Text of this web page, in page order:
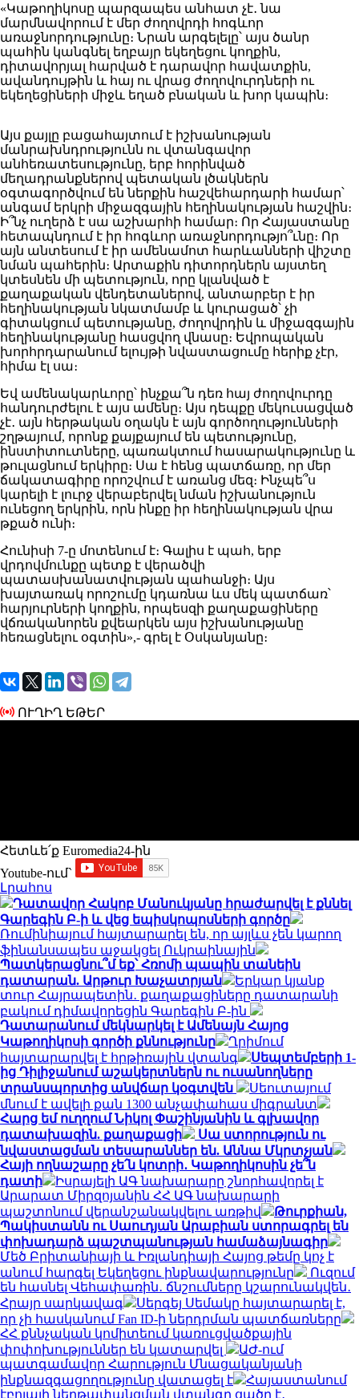
«Կաթողիկոսը պարզապես անհատ չէ․ նա
մարմնավորում է մեր ժողովրդի հոգևոր
առաջնորդությունը։ Նրան արգելելը՝ այս ծանր
պահին կանգնել եղբայր եկեղեցու կողքին,
դիտավորյալ հարված է դարավոր հավատքին,
ավանդույթին և հայ ու վրաց ժողովուրդների ու
եկեղեցիների միջև եղած բնական և խոր կապին։
Այս քայլը բացահայտում է իշխանության
մանրախնդրությունն ու վտանգավոր
անհեռատեսությունը, երբ հորինված
մեղադրանքներով պետական լծակներն
օգտագործվում են ներքին հաշվեհարդարի համար՝
անգամ երկրի միջազգային հեղինակության հաշվին։
Ի՞նչ ուղերձ է սա աշխարհի համար։ Որ Հայաստանը
հետապնդում է իր հոգևոր առաջնորդությո՞ւնը։ Որ
այն անտեսում է իր ամենամոտ հարևանների վիշտը
նման պահերին։ Արտաքին դիտորդներն այստեղ
կտեսնեն մի պետություն, որը կլանված է
քաղաքական վենդետաներով, անտարբեր է իր
հեղինակության նկատմամբ և կուրացած՝ չի
գիտակցում պետությանը, ժողովրդին և միջազգային
հեղինակությանը հասցվող վնասը։ Եվրոպական
խորհրդարանում ելույթի նվաստացումը հերիք չէր,
հիմա էլ սա։
Եվ ամենակարևորը՝ ինչքա՞ն դեռ հայ ժողովուրդը
հանդուրժելու է այս ամենը։ Այս դեպքը մեկուսացված
չէ․ այն հերթական օղակն է այն գործողությունների
շղթայում, որոնք քայքայում են պետությունը,
ինստիտուտները, պառակտում հասարակությունը և
թուլացնում երկիրը։ Սա է հենց պատճառը, որ մեր
ճակատագիրը որոշվում է առանց մեզ։ Ինչպե՞ս
կարելի է լուրջ վերաբերվել նման իշխանություն
ունեցող երկրին, որն ինքը իր հեղինակության վրա
թքած ունի։
Հունիսի 7-ը մոտենում է։ Գալիս է պահ, երբ
վրդովմունքը պետք է վերածվի
պատասխանատվության պահանջի։ Այս
խայտառակ որոշումը կդառնա ևս մեկ պատճառ՝
հարյուրների կողքին, որպեսզի քաղաքացիները
վճռականորեն քվեարկեն այս իշխանությանը
հեռացնելու օգտին»,- գրել է Օսկանյանը։
ՈՒՂԻՂ ԵԹԵՐ
Հետևե՛ք Euromedia24-ին
Youtube-ում`
Լրահոս
Դատավոր Հակոբ Մանուկյանը հրաժարվել է քննել
Գարեգին Բ-ի և վեց եպիսկոպոսների գործը
Ռումինիայում հայտարարել են, որ այլևս չեն կարող
ֆինանսապես աջակցել Ուկրաինային
Պատկերացնու՞մ եք՝ Հռոմի պապին տանեին
դատարան. Արթուր Խաչատրյան
Երկար կյանք
տուր Հայրապետին․ քաղաքացիները դատարանի
բակում դիմավորեցին Գարեգին Բ-ին
Դատարանում մեկնարկել է Ամենայն Հայոց
Կաթողիկոսի գործի քննությունը
Ղրիմում
հայտարարվել է հրթիռային վտանգ
Սեպտեմբերի 1-
ից Դիլիջանում աշակերտներն ու ուսանողները
տրանսպորտից անվճար կօգտվեն
Սեուտայում
մնում է ավելի քան 1300 անչափահաս միգրանտ
Հարց եմ ուղղում Նիկոլ Փաշինյանին և գլխավոր
դատախազին. քաղաքացի
Սա ստորություն ու
նվաստացման տեսարաններ են. Աննա Մկրտչյան
Հայի ողնաշարը չե՛ն կոտրի․ Կաթողիկոսին չե՞ն
դատի
Իսրայելի ԱԳ նախարարը շնորհավորել է
Արարատ Միրզոյանին ՀՀ ԱԳ նախարարի
պաշտոնում վերանշանակվելու առթիվ
Թուրքիան,
Պակիստանն ու Սաուդյան Արաբիան ստորագրել են
փոխադարձ պաշտպանության համաձայնագիր
Մեծ Բրիտանիայի և Իռլանդիայի Հայոց թեմը կոչ է
անում հարգել Եկեղեցու ինքնավարությունը
Ուզում
են հասնել Վեհափառին․ ճնշումները կշարունակվեն․
Հրայր սարկավագ
Սերգեյ Սեմակը հայտարարել է,
որ չի հասկանում Fan ID-ի ներդրման պատճառները
ՀՀ քննչական կոմիտեում կառուցվածքային
փոփոխություններ են կատարվել
ԱԺ-ում
պատգամավոր Հարություն Մնացականյանի
ինքնազգացողությունը վատացել է
Հայաստանում
էբոլայի ներթափանցման վտանգը ցածր է․